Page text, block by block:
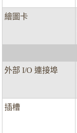
繪圖卡
外部 I/O 連接埠
插槽